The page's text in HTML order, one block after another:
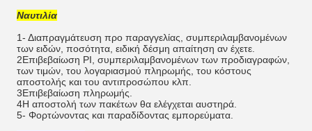
Ναυτιλία
1- Διαπραγμάτευση προ παραγγελίας, συμπεριλαμβανομένων
των ειδών, ποσότητα, ειδική δέσμη απαίτηση αν έχετε.
2Επιβεβαίωση PI, συμπεριλαμβανομένων των προδιαγραφών,
των τιμών, του λογαριασμού πληρωμής, του κόστους
αποστολής και του αντιπροσώπου κλπ.
3Επιβεβαίωση πληρωμής.
4Η αποστολή των πακέτων θα ελέγχεται αυστηρά.
5- Φορτώνοντας και παραδίδοντας εμπορεύματα.